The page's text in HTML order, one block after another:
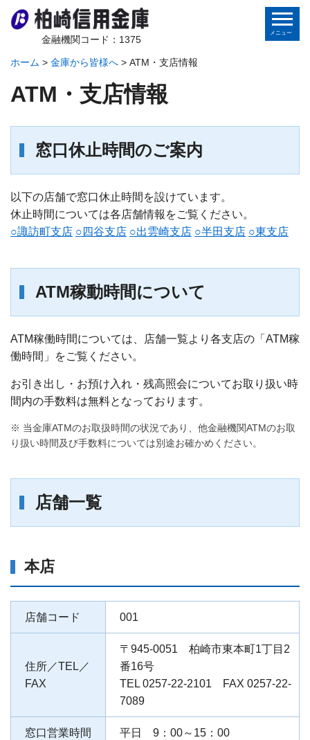
金融機関コード：1375
法人のお客さま
地域の皆様へ
ATM/支店情報
ホーム > 金庫から皆様へ > ATM・支店情報
ATM・支店情報
窓口休止時間のご案内
以下の店舗で窓口休止時間を設けています。
休止時間については各店舗情報をご覧ください。
○諏訪町支店 ○四谷支店 ○出雲崎支店 ○半田支店 ○東支店
ATM稼動時間について
ATM稼働時間については、店舗一覧より各支店の「ATM稼
働時間」をご覧ください。
お引き出し・お預け入れ・残高照会についてお取り扱い時
間内の手数料は無料となっております。
※ 当金庫ATMのお取扱時間の状況であり、他金融機関ATMのお取
り扱い時間及び手数料については別途お確かめください。
店舗一覧
本店
店舗コード 001
住所／TEL／
FAX
〒945-0051 柏崎市東本町1丁目2
番16号
TEL 0257-22-2101 FAX 0257-22-
7089
窓口営業時間 平日 9：00～15：00